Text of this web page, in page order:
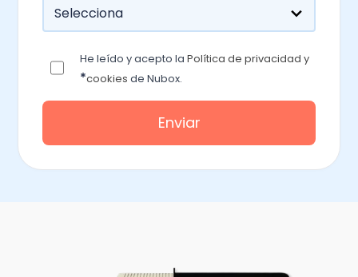
He leído y acepto laPolítica de privacidad y
cookies de Nubox.
*